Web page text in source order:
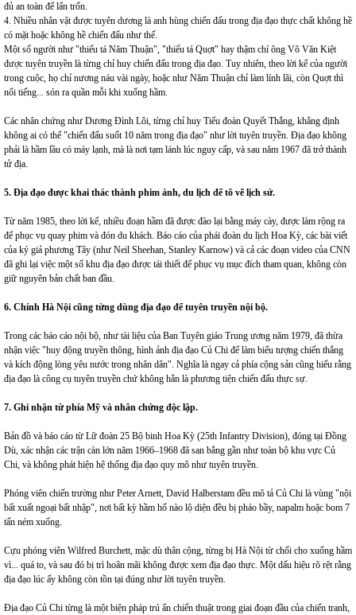
đủ an toàn để lẩn trốn.
4. Nhiều nhân vật được tuyên dương là anh hùng chiến đấu trong địa đạo thực chất không hề
có mặt hoặc không hề chiến đấu như thế.
Một số người như "thiếu tá Năm Thuận", "thiếu tá Quợt" hay thậm chí ông Võ Văn Kiệt
được tuyên truyền là từng chỉ huy chiến đấu trong địa đạo. Tuy nhiên, theo lời kể của người
trong cuộc, họ chỉ nương náu vài ngày, hoặc như Năm Thuận chỉ làm lính lãi, còn Quợt thì
nổi tiếng... són ra quần mỗi khi xuống hầm.
Các nhân chứng như Dương Đình Lôi, từng chỉ huy Tiểu đoàn Quyết Thắng, khẳng định
không ai có thể "chiến đấu suốt 10 năm trong địa đạo" như lời tuyên truyền. Địa đạo không
phải là hầm lầu có máy lạnh, mà là nơi tạm lánh lúc nguy cấp, và sau năm 1967 đã trở thành
tử địa.
5. Địa đạo được khai thác thành phim ảnh, du lịch để tô vẽ lịch sử.
Từ năm 1985, theo lời kể, nhiều đoạn hầm đã được đào lại bằng máy cày, được làm rộng ra
để phục vụ quay phim và đón du khách. Báo cáo của phái đoàn du lịch Hoa Kỳ, các bài viết
của ký giả phương Tây (như Neil Sheehan, Stanley Karnow) và cả các đoạn video của CNN
đã ghi lại việc một số khu địa đạo được tái thiết để phục vụ mục đích tham quan, không còn
giữ nguyên bản chất ban đầu.
6. Chính Hà Nội cũng từng dùng địa đạo để tuyên truyền nội bộ.
Trong các báo cáo nội bộ, như tài liệu của Ban Tuyên giáo Trung ương năm 1979, đã thừa
nhận việc "huy động truyền thông, hình ảnh địa đạo Củ Chi để làm biểu tượng chiến thắng
và kích động lòng yêu nước trong nhân dân". Nghĩa là ngay cả phía cộng sản cũng hiểu rằng
địa đạo là công cụ tuyên truyền chứ không hẳn là phương tiện chiến đấu thực sự.
7. Ghi nhận từ phía Mỹ và nhân chứng độc lập.
Bản đồ và báo cáo từ Lữ đoàn 25 Bộ binh Hoa Kỳ (25th Infantry Division), đóng tại Đồng
Dù, xác nhận các trận càn lớn năm 1966–1968 đã san bằng gần như toàn bộ khu vực Củ
Chi, và không phát hiện hệ thống địa đạo quy mô như tuyên truyền.
Phóng viên chiến trường như Peter Arnett, David Halberstam đều mô tả Củ Chi là vùng "nội
bất xuất ngoại bất nhập", nơi bất kỳ hầm hố nào lộ diện đều bị pháo bầy, napalm hoặc bom 7
tấn ném xuống.
Cựu phóng viên Wilfred Burchett, mặc dù thân cộng, từng bị Hà Nội từ chối cho xuống hầm
vì... quá to, và sau đó bị trì hoãn mãi không được xem địa đạo thực. Một dấu hiệu rõ rệt rằng
địa đạo lúc ấy không còn tồn tại đúng như lời tuyên truyền.
Địa đạo Củ Chi từng là một biện pháp trú ẩn chiến thuật trong giai đoạn đầu của chiến tranh,